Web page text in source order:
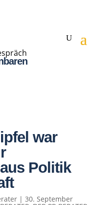
war
Politik
| 30. September